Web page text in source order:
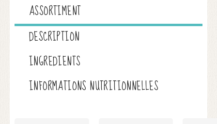
ASSORTIMENT
DESCRIPTION
INGREDIENTS
INFORMATIONS NUTRITIONNELLES